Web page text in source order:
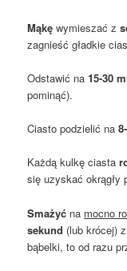
Mąkę wymieszać z
zagnieść gładkie
Odstawić na15-30
pominąć).
Ciasto podzielić na
Każdą kulkę ciasta
się uzyskać okrągły
Smażyć na mocno
sekund (lub krócej)
bąbelki, to od razu